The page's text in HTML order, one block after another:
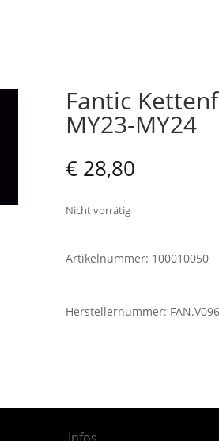
Fantic
MY23-MY24
€28,80
Nicht vorrätig
Artikelnummer: 100010050
Herstellernummer: